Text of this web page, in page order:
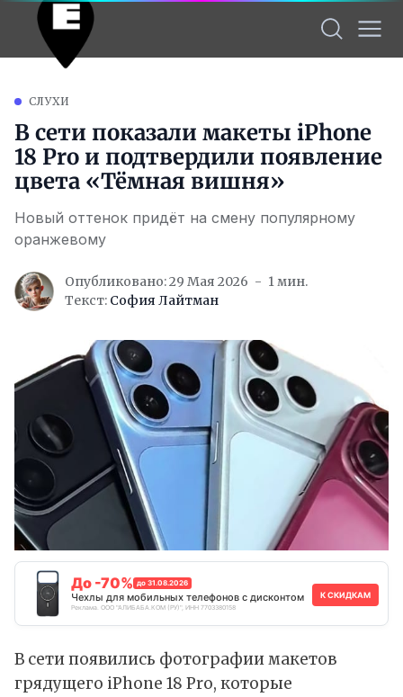
СЛУХИ
В сети показали макеты iPhone
18 Pro и подтвердили появление
цвета «Тёмная вишня»
Новый оттенок придёт на смену популярному
оранжевому
Опубликовано: 29 Мая 2026
1 мин.
Текст: София Лайтман
До -70% до 31.08.2026
Чехлы для мобильных телефонов с дисконтом
Реклама. ООО "АЛИБАБА.КОМ (РУ)", ИНН 7703380158
К СКИДКАМ
В сети появились фотографии макетов
грядущего iPhone 18 Pro, которые